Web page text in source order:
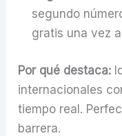
segundo
gratis una vez
Por qué destaca:
internacionales
tiempo real.
barrera.